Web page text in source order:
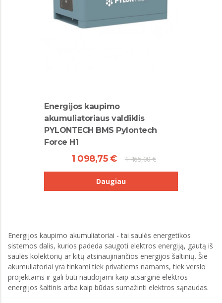
Energijos kaupimo
akumuliatoriaus valdiklis
PYLONTECH BMS Pylontech
Force H1
1 098,75 € 1 465,00 €
Daugiau
Energijos kaupimo akumuliatoriai - tai saulės energetikos
sistemos dalis, kurios padeda saugoti elektros energiją, gautą iš
saulės kolektorių ar kitų atsinaujinančios energijos šaltinių. Šie
akumuliatoriai yra tinkami tiek privatiems namams, tiek verslo
projektams ir gali būti naudojami kaip atsarginė elektros
energijos šaltinis arba kaip būdas sumažinti elektros sąnaudas.